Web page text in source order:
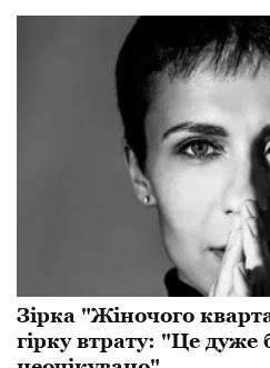
Зірка "Жіночого
гірку втрату: "Це дуже